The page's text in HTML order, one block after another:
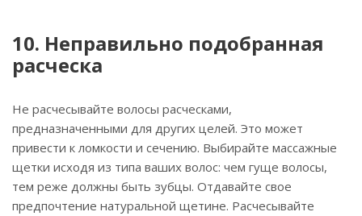
10. Неправильно подобранная
расческа
Не расчесывайте волосы расческами,
предназначенными для других целей. Это может
привести к ломкости и сечению. Выбирайте массажные
щетки исходя из типа ваших волос: чем гуще волосы,
тем реже должны быть зубцы. Отдавайте свое
предпочтение натуральной щетине. Расчесывайте